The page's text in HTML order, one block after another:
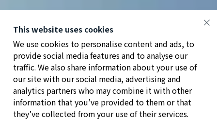
This website uses cookies
We use cookies to personalise content and ads, to
provide social media features and to analyse our
traffic. We also share information about your use of
our site with our social media, advertising and
analytics partners who may combine it with other
information that you’ve provided to them or that
they’ve collected from your use of their services.